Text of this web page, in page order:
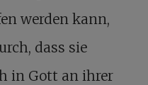
werden kann,
dass sie
in Gott an ihrer